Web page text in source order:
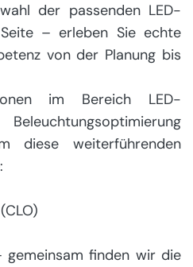
der passenden LED-
– erleben Sie echte
von der Planung bis
im Bereich LED-
diese weiterführenden
gemeinsam finden wir die